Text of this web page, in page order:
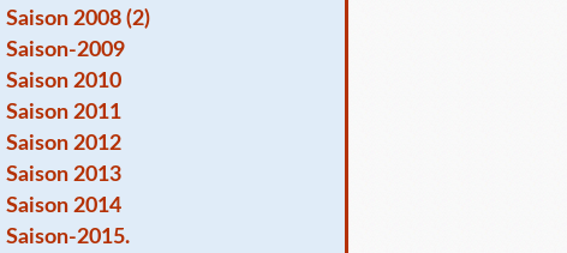
Saison 2008 (2)
Saison-2009
Saison 2010
Saison 2011
Saison 2012
Saison 2013
Saison 2014
Saison-2015.